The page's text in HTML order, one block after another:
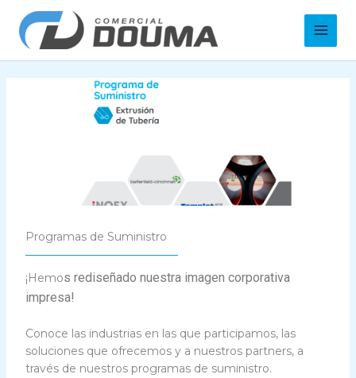
contenido
Main
Programas de Suministro
¡Hemos rediseñado nuestra imagen corporativa
impresa!
Conoce las industrias en las que participamos, las
soluciones que ofrecemos y a nuestros partners, a
través de nuestros programas de suministro.